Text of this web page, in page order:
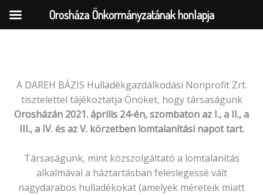
content
A DAREH BÁZIS Hulladékgazdálkodási Nonprofit Zrt.
tisztelettel tájékoztatja Önöket, hogy társaságunk
Orosházán 2021. április 24-én, szombaton az I., a II., a
III., a IV. és az V. körzetben lomtalanítási napot tart.
Társaságunk, mint közszolgáltató a lomtalanítás
alkalmával a háztartásban feleslegessé vált
nagydarabos hulladékokat (amelyek méreteik miatt
Orosháza Önkormányzatának honlapja